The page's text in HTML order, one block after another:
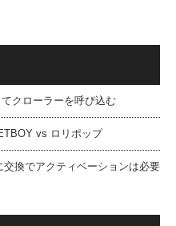
クローラーを呼び込む
vs ロリポップ
換でアクティベーションは必要